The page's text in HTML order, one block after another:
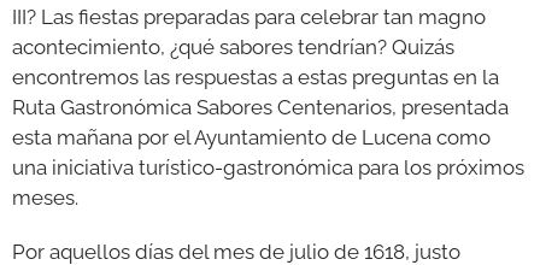
III? Las fiestas preparadas para celebrar tan magno
acontecimiento, ¿qué sabores tendrían? Quizás
encontremos las respuestas a estas preguntas en la
Ruta Gastronómica Sabores Centenarios, presentada
esta mañana por el Ayuntamiento de Lucena como
una iniciativa turístico-gastronómica para los próximos
meses.
Por aquellos días del mes de julio de 1618, justo